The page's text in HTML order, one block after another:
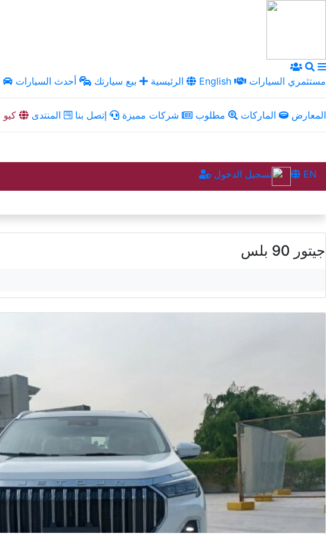
الرئيسية بيع سيارتك أحدث السيارات English مستثمري السيارات
المعارض الماركات مطلوب شركات مميزة إتصل بنا المنتدى كيو
تسجيل الدخول EN
جيتور 90 بلس